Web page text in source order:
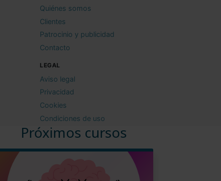
Próximos cursos
Quiénes somos
Clientes
Patrocinio y publicidad
Contacto
LEGAL
Aviso legal
Privacidad
Cookies
Condiciones de uso